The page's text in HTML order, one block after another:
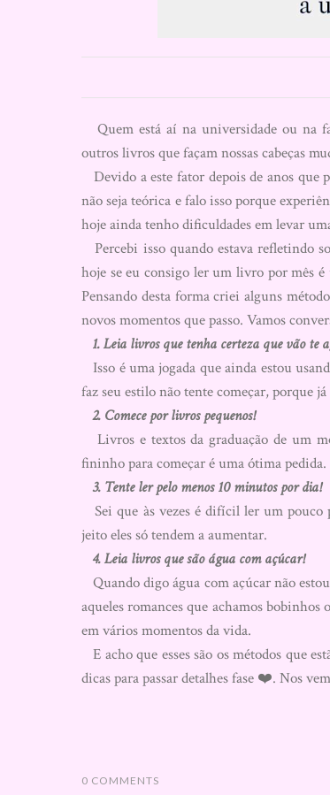
Quem está aí na universidade ou na
outros livros que façam nossas cabeças
Devido a este fator depois de anos que
não seja teórica e falo isso porque
hoje ainda tenho dificuldades em levar
Percebi isso quando estava refletindo
hoje se eu consigo ler um livro por mês
Pensando desta forma criei alguns
novos momentos que passo. Vamos
1. Leia livros que tenha certeza que vão te
Isso é uma jogada que ainda estou
faz seu estilo não tente começar, porque
2. Comece por livros pequenos!
Livros e textos da graduação de um
fininho para começar é uma ótima pedida.
3. Tente ler pelo menos 10 minutos por dia!
Sei que às vezes é difícil ler um pouco
jeito eles só tendem a aumentar.
4. Leia livros que são água com açúcar!
Quando digo água com açúcar não
aqueles romances que achamos
em vários momentos da vida.
E acho que esses são os métodos que
dicas para passar detalhes fase ❤️. Nos
0 COMMENTS